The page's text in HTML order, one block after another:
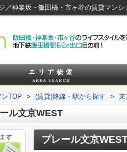
／神楽坂・飯田橋・市ヶ谷の賃貸マンシ
TOP > (賃貸)路線・駅から探す > 東
ル文京WEST
プレール文京
す